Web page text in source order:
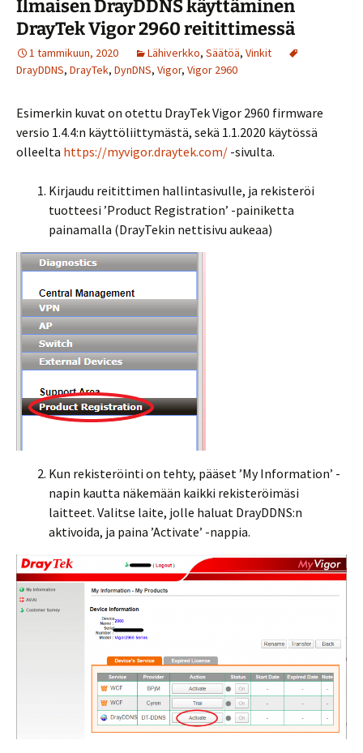
Ilmaisen DrayDDNS käyttäminen
DrayTek Vigor 2960 reitittimessä
1 tammikuun, 2020 Lähiverkko, Säätöä, Vinkit
DrayDDNS, DrayTek, DynDNS, Vigor, Vigor 2960
Esimerkin kuvat on otettu DrayTek Vigor 2960 firmware
versio 1.4.4:n käyttöliittymästä, sekä 1.1.2020 käytössä
olleelta https://myvigor.draytek.com/ -sivulta.
Kirjaudu reitittimen hallintasivulle, ja rekisteröi
tuotteesi ’Product Registration’ -painiketta
painamalla (DrayTekin nettisivu aukeaa)
Kun rekisteröinti on tehty, pääset ’My Information’ -
napin kautta näkemään kaikki rekisteröimäsi
laitteet. Valitse laite, jolle haluat DrayDDNS:n
aktivoida, ja paina ’Activate’ -nappia.